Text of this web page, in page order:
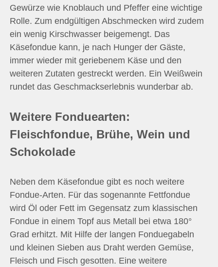
Gewürze wie Knoblauch und Pfeffer eine wichtige
Rolle. Zum endgültigen Abschmecken wird zudem
ein wenig Kirschwasser beigemengt. Das
Käsefondue kann, je nach Hunger der Gäste,
immer wieder mit geriebenem Käse und den
weiteren Zutaten gestreckt werden. Ein Weißwein
rundet das Geschmackserlebnis wunderbar ab.
Weitere Fonduearten:
Fleischfondue, Brühe, Wein und
Schokolade
Neben dem Käsefondue gibt es noch weitere
Fondue-Arten. Für das sogenannte Fettfondue
wird Öl oder Fett im Gegensatz zum klassischen
Fondue in einem Topf aus Metall bei etwa 180°
Grad erhitzt. Mit Hilfe der langen Fonduegabeln
und kleinen Sieben aus Draht werden Gemüse,
Fleisch und Fisch gesotten. Eine weitere